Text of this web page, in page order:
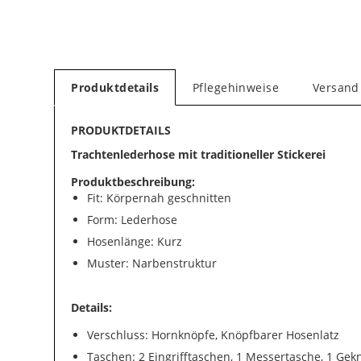
Produktdetails Pflegehinweise Versand
PRODUKTDETAILS
Trachtenlederhose mit traditioneller Stickerei
Produktbeschreibung:
Fit: Körpernah geschnitten
Form: Lederhose
Hosenlänge: Kurz
Muster: Narbenstruktur
Details:
Verschluss: Hornknöpfe, Knöpfbarer Hosenlatz
Taschen: 2 Eingrifftaschen, 1 Messertasche, 1